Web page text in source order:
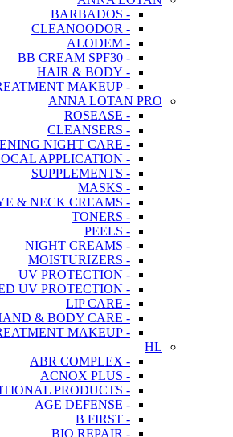
- BARBADOS
- CLEANOODOR
- ALODEM
- BB CREAM SPF30
- HAIR & BODY
- TREATMENT MAKEUP
ANNA LOTAN PRO
- ROSEASE
- CLEANSERS
- BRIGHTENING NIGHT CARE
- LOCAL APPLICATION
- SUPPLEMENTS
- MASKS
- EYE & NECK CREAMS
- TONERS
- PEELS
- NIGHT CREAMS
- MOISTURIZERS
- UV PROTECTION
- TINTED UV PROTECTION
- LIP CARE
- HAND & BODY CARE
- TREATMENT MAKEUP
HL
- ABR COMPLEX
- ACNOX PLUS
- ADDITIONAL PRODUCTS
- AGE DEFENSE
- B FIRST
- BIO REPAIR